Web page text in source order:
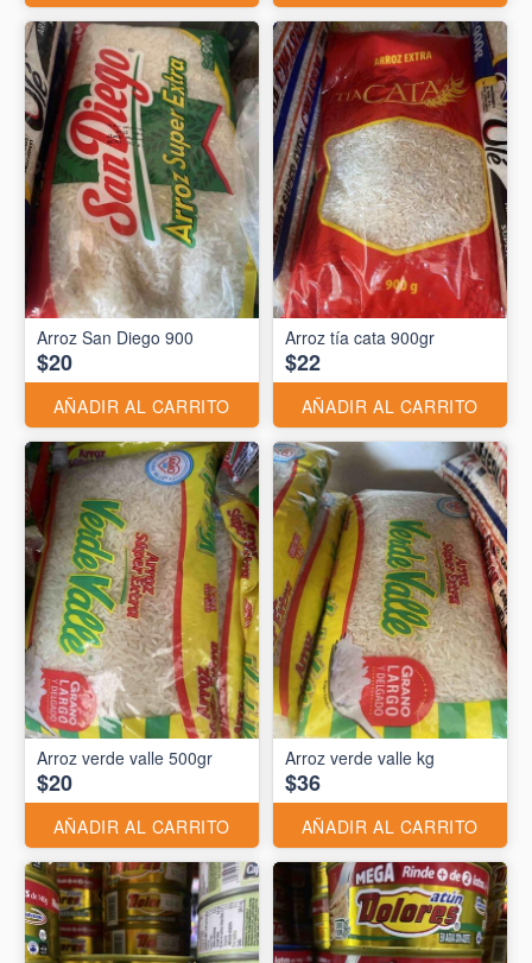
Arroz San Diego 900
$20
AÑADIR AL CARRITO
Arroz tía cata 900gr
$22
AÑADIR AL CARRITO
Arroz verde valle 500gr
$20
AÑADIR AL CARRITO
Arroz verde valle kg
$36
AÑADIR AL CARRITO